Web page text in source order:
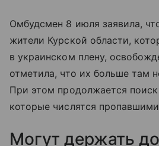
Омбудсмен 8 июля заявила,
жители Курской области,
в украинском плену,
отметила, что их больше там
При этом продолжается
которые числятся
Могут держать